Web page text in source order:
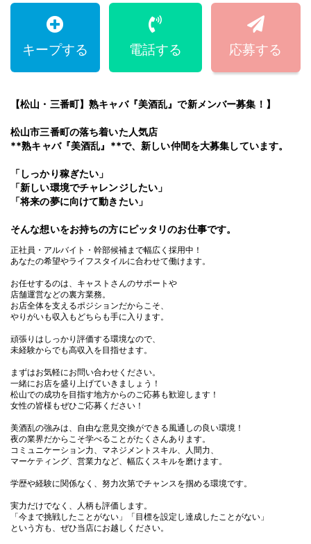
キープする 電話する 応募する
【松山・三番町】熟キャバ『美酒乱』で新メンバー募集！】
松山市三番町の落ち着いた人気店
**熟キャバ『美酒乱』**で、新しい仲間を大募集しています。
「しっかり稼ぎたい」
「新しい環境でチャレンジしたい」
「将来の夢に向けて動きたい」
そんな想いをお持ちの方にピッタリのお仕事です。
正社員・アルバイト・幹部候補まで幅広く採用中！
あなたの希望やライフスタイルに合わせて働けます。
お任せするのは、キャストさんのサポートや
店舗運営などの裏方業務。
お店全体を支えるポジションだからこそ、
やりがいも収入もどちらも手に入ります。
頑張りはしっかり評価する環境なので、
未経験からでも高収入を目指せます。
まずはお気軽にお問い合わせください。
一緒にお店を盛り上げていきましょう！
松山での成功を目指す地方からのご応募も歓迎します！
女性の皆様もぜひご応募ください！
美酒乱の強みは、自由な意見交換ができる風通しの良い環境！
夜の業界だからこそ学べることがたくさんあります。
コミュニケーション力、マネジメントスキル、人間力、
マーケティング、営業力など、幅広くスキルを磨けます。
学歴や経験に関係なく、努力次第でチャンスを掴める環境です。
実力だけでなく、人柄も評価します。
「今まで挑戦したことがない」「目標を設定し達成したことがない」
という方も、ぜひ当店にお越しください。